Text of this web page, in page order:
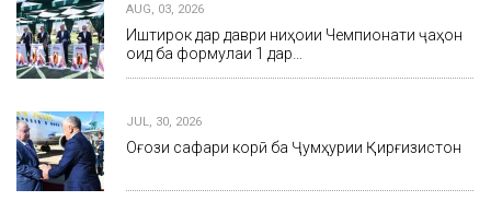
AUG, 03, 2026
Иштирок дар даври ниҳоии Чемпионати ҷаҳон
оид ба формулаи 1 дар…
JUL, 30, 2026
Оғози сафари корӣ ба Ҷумҳурии Қирғизистон